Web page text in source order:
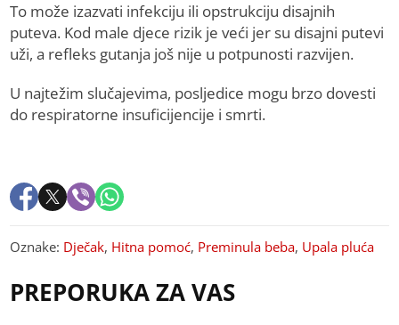
To može izazvati infekciju ili opstrukciju disajnih
puteva. Kod male djece rizik je veći jer su disajni putevi
uži, a refleks gutanja još nije u potpunosti razvijen.
U najtežim slučajevima, posljedice mogu brzo dovesti
do respiratorne insuficijencije i smrti.
Oznake: Dječak, Hitna pomoć, Preminula beba, Upala pluća
PREPORUKA ZA VAS